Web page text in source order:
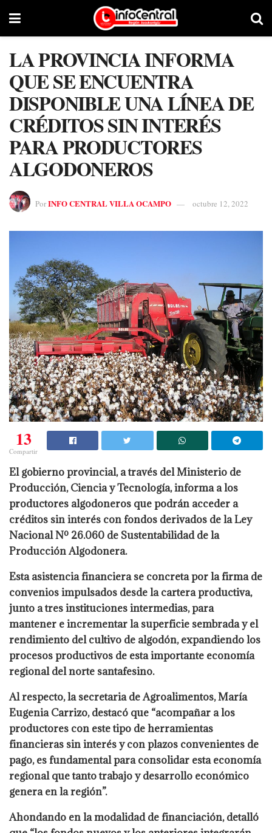
LA PROVINCIA INFORMA
QUE SE ENCUENTRA
DISPONIBLE UNA LÍNEA DE
CRÉDITOS SIN INTERÉS
PARA PRODUCTORES
ALGODONEROS
PorINFO CENTRAL VILLA OCAMPO octubre 12, 2022
13
Compartir
El gobierno provincial, a través del Ministerio de
Producción, Ciencia y Tecnología, informa a los
productores algodoneros que podrán acceder a
créditos sin interés con fondos derivados de la Ley
Nacional Nº 26.060 de Sustentabilidad de la
Producción Algodonera.
Esta asistencia financiera se concreta por la firma de
convenios impulsados desde la cartera productiva,
junto a tres instituciones intermedias, para
mantener e incrementar la superficie sembrada y el
rendimiento del cultivo de algodón, expandiendo los
procesos productivos de esta importante economía
regional del norte santafesino.
Al respecto, la secretaria de Agroalimentos, María
Eugenia Carrizo, destacó que “acompañar a los
productores con este tipo de herramientas
financieras sin interés y con plazos convenientes de
pago, es fundamental para consolidar esta economía
regional que tanto trabajo y desarrollo económico
genera en la región”.
Ahondando en la modalidad de financiación, detalló